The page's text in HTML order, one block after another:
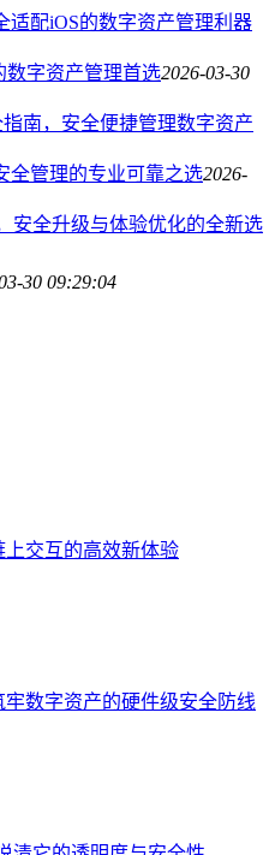
适配iOS的数字资产管理利器
数字资产管理首选2026-03-30
南，安全便捷管理数字资产
全管理的专业可靠之选2026-
安全升级与体验优化的全新选
30 09:29:04
上交互的高效新体验
数字资产的硬件级安全防线